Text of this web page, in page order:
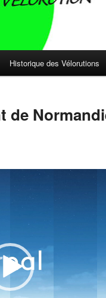
Historique des Vélorutions
de